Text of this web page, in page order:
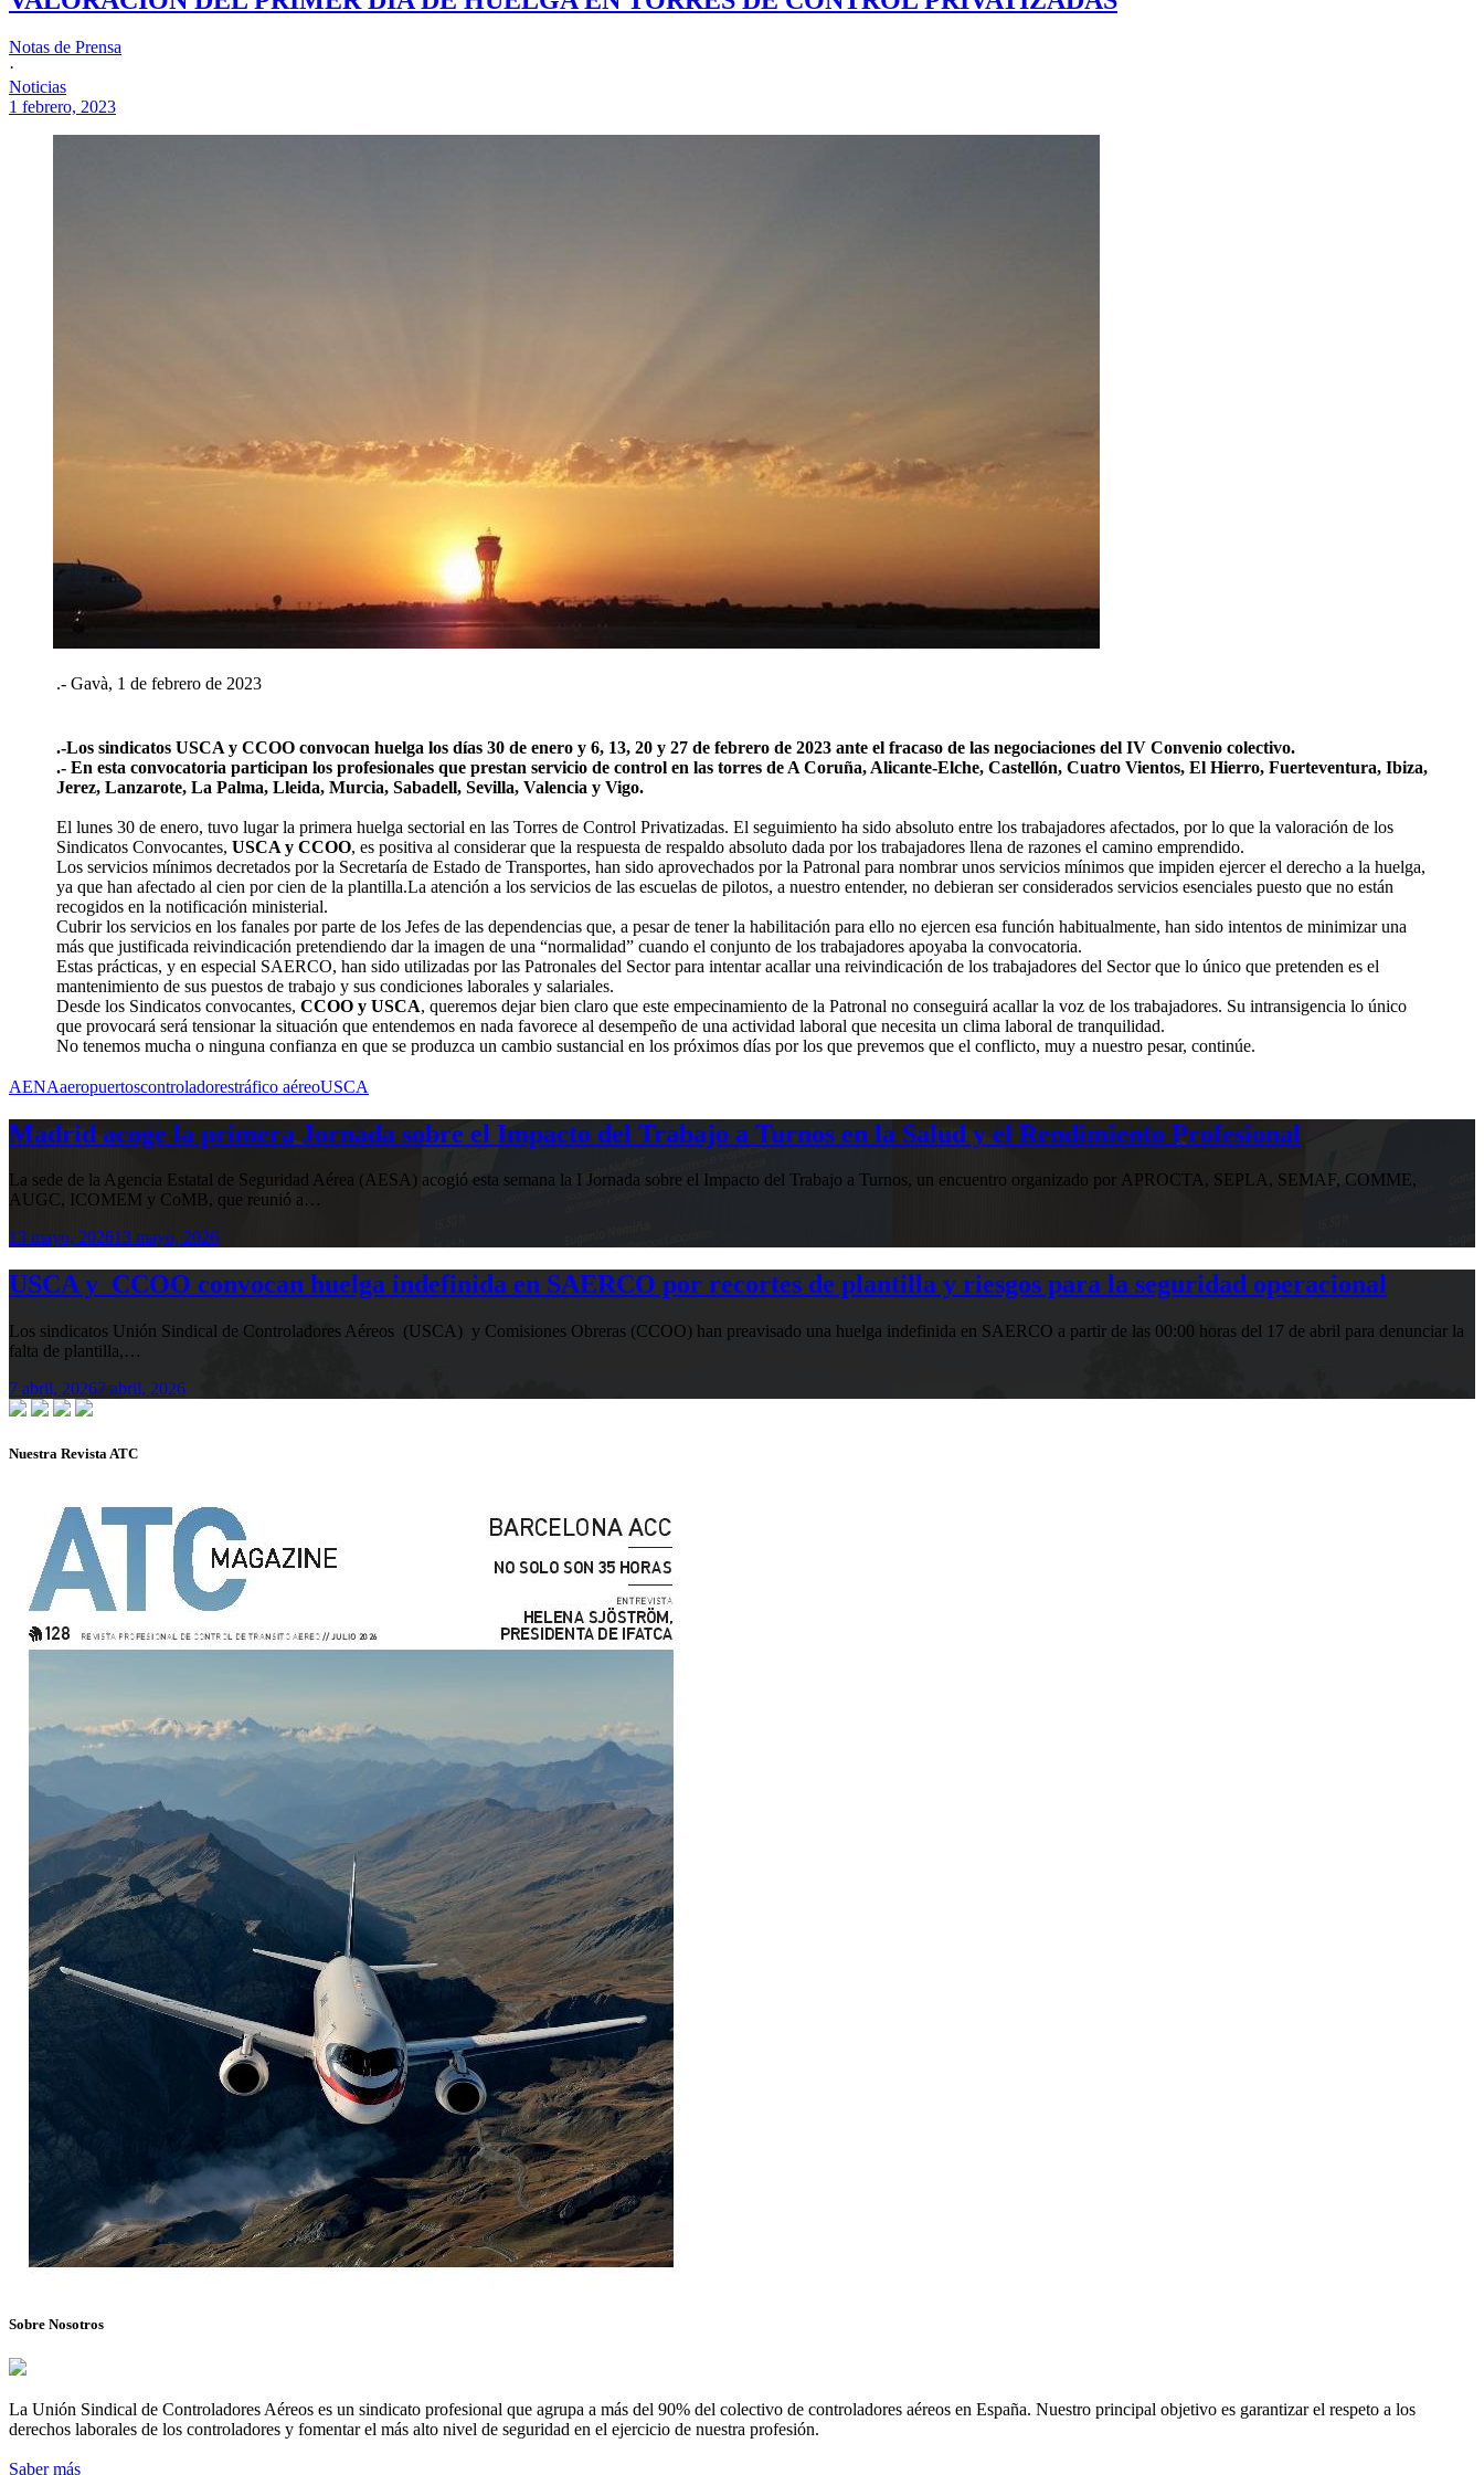
Notas de Prensa
·
Noticias
1 febrero, 2023
.- Gavà, 1 de febrero de 2023
.-Los sindicatos USCA y CCOO convocan huelga los días 30 de enero y 6, 13, 20 y 27 de febrero de 2023 ante el fracaso de las negociaciones del IV Convenio colectivo.
.- En esta convocatoria participan los profesionales que prestan servicio de control en las torres de A Coruña, Alicante-Elche, Castellón, Cuatro Vientos, El Hierro, Fuerteventura, Ibiza,
Jerez, Lanzarote, La Palma, Lleida, Murcia, Sabadell, Sevilla, Valencia y Vigo.
El lunes 30 de enero, tuvo lugar la primera huelga sectorial en las Torres de Control Privatizadas. El seguimiento ha sido absoluto entre los trabajadores afectados, por lo que la valoración de los
Sindicatos Convocantes, USCA y CCOO, es positiva al considerar que la respuesta de respaldo absoluto dada por los trabajadores llena de razones el camino emprendido.
Los servicios mínimos decretados por la Secretaría de Estado de Transportes, han sido aprovechados por la Patronal para nombrar unos servicios mínimos que impiden ejercer el derecho a la huelga,
ya que han afectado al cien por cien de la plantilla.La atención a los servicios de las escuelas de pilotos, a nuestro entender, no debieran ser considerados servicios esenciales puesto que no están
recogidos en la notificación ministerial.
Cubrir los servicios en los fanales por parte de los Jefes de las dependencias que, a pesar de tener la habilitación para ello no ejercen esa función habitualmente, han sido intentos de minimizar una
más que justificada reivindicación pretendiendo dar la imagen de una “normalidad” cuando el conjunto de los trabajadores apoyaba la convocatoria.
Estas prácticas, y en especial SAERCO, han sido utilizadas por las Patronales del Sector para intentar acallar una reivindicación de los trabajadores del Sector que lo único que pretenden es el
mantenimiento de sus puestos de trabajo y sus condiciones laborales y salariales.
Desde los Sindicatos convocantes, CCOO y USCA, queremos dejar bien claro que este empecinamiento de la Patronal no conseguirá acallar la voz de los trabajadores. Su intransigencia lo único
que provocará será tensionar la situación que entendemos en nada favorece al desempeño de una actividad laboral que necesita un clima laboral de tranquilidad.
No tenemos mucha o ninguna confianza en que se produzca un cambio sustancial en los próximos días por los que prevemos que el conflicto, muy a nuestro pesar, continúe.
AENAaeropuertoscontroladorestráfico aéreoUSCA
Madrid acoge la primera Jornada sobre el Impacto del Trabajo a Turnos en la Salud y el Rendimiento Profesional
La sede de la Agencia Estatal de Seguridad Aérea (AESA) acogió esta semana la I Jornada sobre el Impacto del Trabajo a Turnos, un encuentro organizado por APROCTA, SEPLA, SEMAF, COMME,
AUGC, ICOMEM y CoMB, que reunió a…
13 mayo, 202613 mayo, 2026
USCA y CCOO convocan huelga indefinida en SAERCO por recortes de plantilla y riesgos para la seguridad operacional
Los sindicatos Unión Sindical de Controladores Aéreos (USCA) y Comisiones Obreras (CCOO) han preavisado una huelga indefinida en SAERCO a partir de las 00:00 horas del 17 de abril para denunciar la
falta de plantilla,…
7 abril, 20267 abril, 2026
Nuestra Revista ATC
Sobre Nosotros
La Unión Sindical de Controladores Aéreos es un sindicato profesional que agrupa a más del 90% del colectivo de controladores aéreos en España. Nuestro principal objetivo es garantizar el respeto a los
derechos laborales de los controladores y fomentar el más alto nivel de seguridad en el ejercicio de nuestra profesión.
Saber más